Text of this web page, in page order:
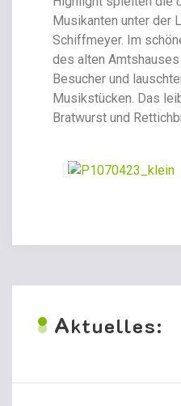
Musikanten unter der
Schiffmeyer. Im
des alten
Besucher und
Musikstücken. Das
Bratwurst und
Aktuelles: